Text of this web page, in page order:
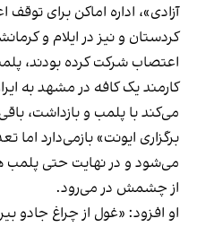
آزادی»، اداره اماکن برای
کردستان و نیز در ایلام و
اعتصاب شرکت کرده بودند،
کارمند یک کافه در مشهد به
می‌کند با پلمب و بازداشت،
برگزاری ایونت» بازمی‌دارد اما
می‌شود و در نهایت حتی پلمب
از چشمش در می‌رود.
او افزود: «غول از چراغ جادو